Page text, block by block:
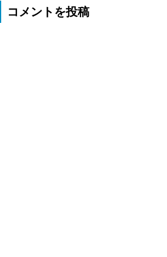
コメントを投稿